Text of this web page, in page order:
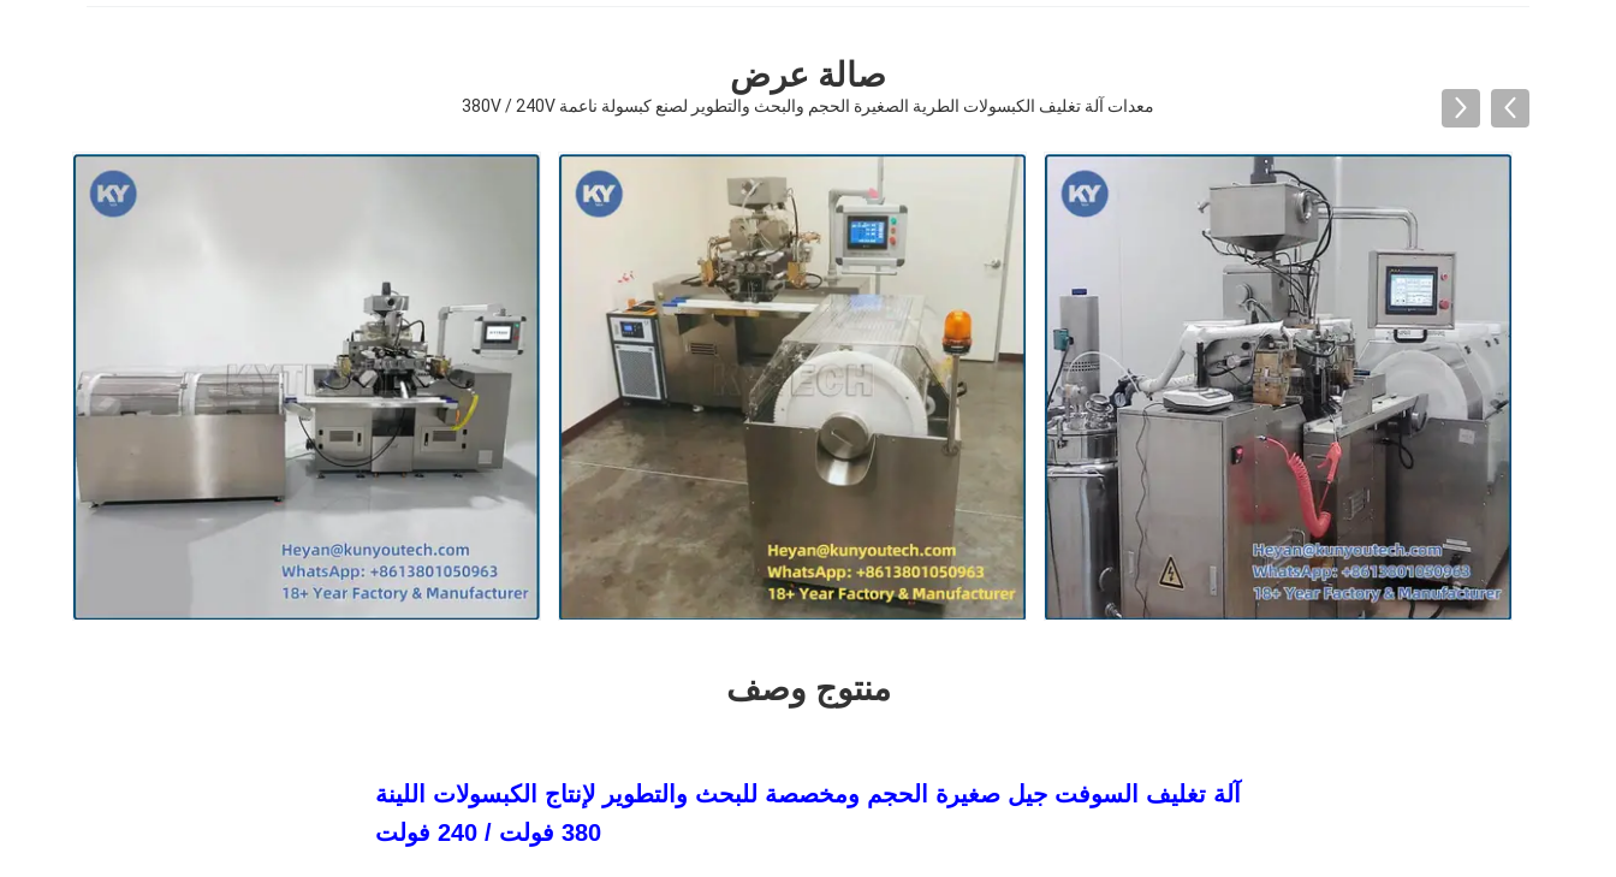
صالة عرض
معدات آلة تغليف الكبسولات الطرية الصغيرة الحجم والبحث والتطوير لصنع كبسولة ناعمة 380V / 240V
منتوج وصف
آلة تغليف السوفت جيل صغيرة الحجم ومخصصة للبحث والتطوير لإنتاج الكبسولات اللينة
380 فولت / 240 فولت